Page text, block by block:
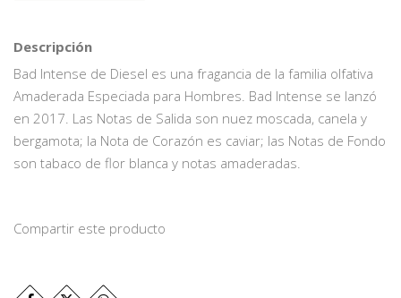
Descripción
Bad Intense de Diesel es una fragancia de la familia olfativa
Amaderada Especiada para Hombres. Bad Intense se lanzó
en 2017. Las Notas de Salida son nuez moscada, canela y
bergamota; la Nota de Corazón es caviar; las Notas de Fondo
son tabaco de flor blanca y notas amaderadas.
Compartir este producto